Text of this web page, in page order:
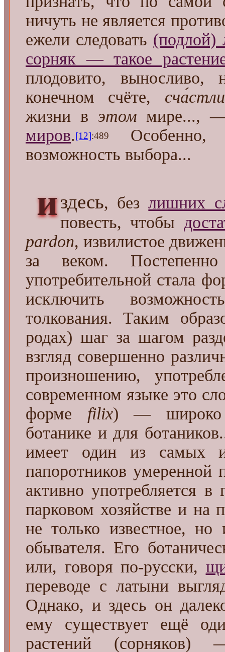
ничуть не является
ежели следовать (подлой)
сорняк — такое
плодовито,
конечном счёте,
жизни в этом мире...,
миров.[12]:489
Особенно,
возможность выбора...
издесь, безлишних
повесть, чтобы
pardon, извилистое
за веком.
употребительной стала
исключить
толкования. Таким
родах) шаг за шагом
взгляд совершенно
произношению,
современном языке это
форме filix) — широко
ботанике и для
имеет один из самых
папоротников
активно употребляется в
парковом хозяйстве и на
не только известное, но
обывателя. Его
или, говоря по-русски,
переводе с латыни
Однако, и здесь он
ему существует ещё
растений